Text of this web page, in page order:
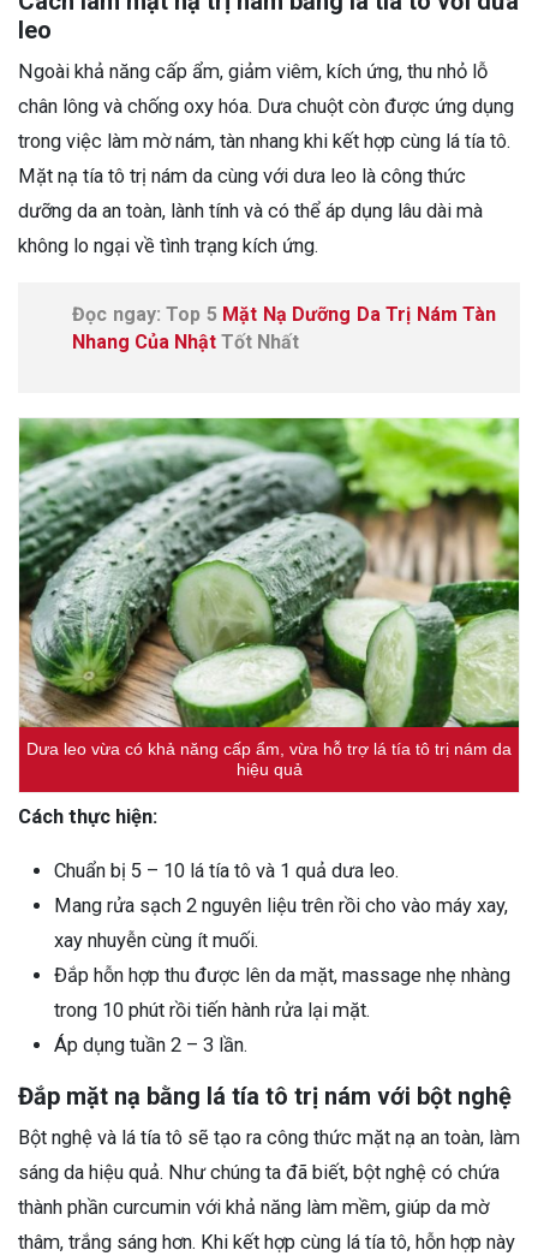
leo
Ngoài khả năng cấp ẩm, giảm viêm, kích ứng, thu nhỏ lỗ
chân lông và chống oxy hóa. Dưa chuột còn được ứng dụng
trong việc làm mờ nám, tàn nhang khi kết hợp cùng lá tía tô.
Mặt nạ tía tô trị nám da cùng với dưa leo là công thức
dưỡng da an toàn, lành tính và có thể áp dụng lâu dài mà
không lo ngại về tình trạng kích ứng.
Đọc ngay: Top 5 Mặt Nạ Dưỡng Da Trị Nám Tàn
Nhang Của Nhật Tốt Nhất
Dưa leo vừa có khả năng cấp ẩm, vừa hỗ trợ lá tía tô trị nám da
hiệu quả
Cách thực hiện:
Chuẩn bị 5 – 10 lá tía tô và 1 quả dưa leo.
Mang rửa sạch 2 nguyên liệu trên rồi cho vào máy xay,
xay nhuyễn cùng ít muối.
Đắp hỗn hợp thu được lên da mặt, massage nhẹ nhàng
trong 10 phút rồi tiến hành rửa lại mặt.
Áp dụng tuần 2 – 3 lần.
Đắp mặt nạ bằng lá tía tô trị nám với bột nghệ
Bột nghệ và lá tía tô sẽ tạo ra công thức mặt nạ an toàn, làm
sáng da hiệu quả. Như chúng ta đã biết, bột nghệ có chứa
thành phần curcumin với khả năng làm mềm, giúp da mờ
thâm, trắng sáng hơn. Khi kết hợp cùng lá tía tô, hỗn hợp này